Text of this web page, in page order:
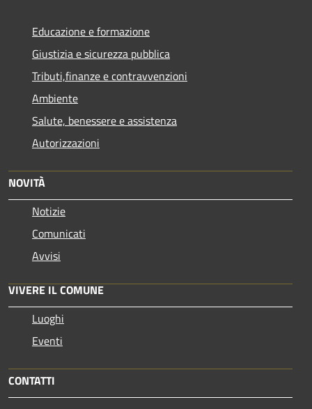
Educazione e formazione
Giustizia e sicurezza pubblica
Tributi,finanze e contravvenzioni
Ambiente
Salute, benessere e assistenza
Autorizzazioni
NOVITÀ
Notizie
Comunicati
Avvisi
VIVERE IL COMUNE
Luoghi
Eventi
CONTATTI